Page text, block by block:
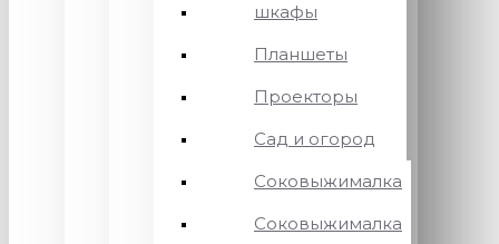
шкафы
Планшеты
Проекторы
Сад и огород
Соковыжималка
Соковыжималка